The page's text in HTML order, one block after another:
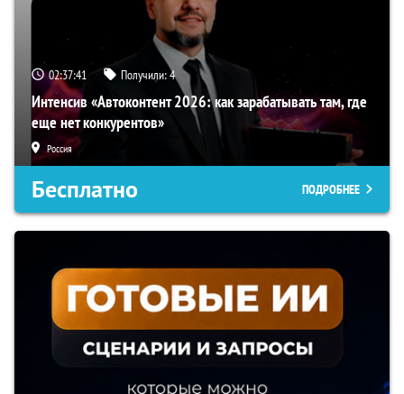
02:37:40 Получили:4
Интенсив «Автоконтент 2026: как зарабатывать там, где
еще нет конкурентов»
Россия
Бесплатно ПОДРОБНЕЕ